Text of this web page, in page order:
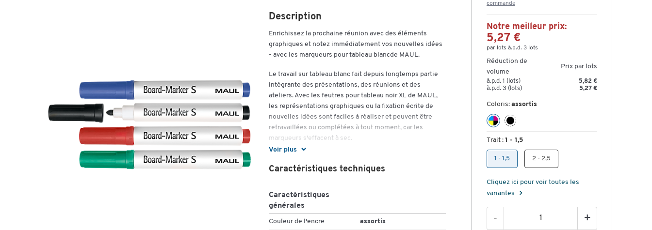
Voir plus
Description
Enrichissez la prochaine réunion avec des éléments
graphiques et notez immédiatement vos nouvelles idées
- avec les marqueurs pour tableau blancde MAUL.
Le travail sur tableau blanc fait depuis longtemps partie
intégrante des présentations, des réunions et des
ateliers. Avec les feutres pour tableau noir XL de MAUL,
les représentations graphiques ou la fixation écrite de
nouvelles idées sont faciles à réaliser et peuvent être
retravaillées ou complétées à tout moment, car les
marqueurs s'effacent à sec.
Essuyables à sec
Caractéristiques techniques
Caractéristiques
générales
Couleur de l'encre assortis
commande
Notre meilleur prix:
5,27 €
par lots à.p.d. 3 lots
Réduction de
volume
Prix par lots
à.p.d. 1 (lots)
5,82 €
à.p.d. 3 (lots)
5,27 €
Coloris: assortis
Trait : 1 - 1,5
1 - 1,5 2 - 2,5
Cliquez ici pour voir toutes les
variantes
- +